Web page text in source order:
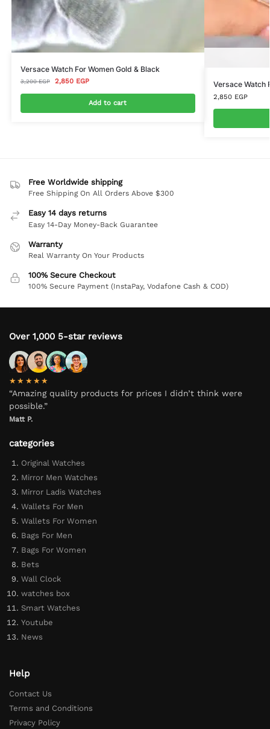
Versace Watch For Women Gold & Black
3,200EGP 2,850 EGP
Add to cart
Versace Watch
2,850 EGP
Free Worldwide shipping
Free Shipping On All Orders Above $300
Easy 14 days returns
Easy 14-Day Money-Back Guarantee
Warranty
Real Warranty On Your Products
100% Secure Checkout
100% Secure Payment (InstaPay, Vodafone Cash & COD)
Over 1,000 5-star reviews
★★★★★
“Amazing quality products for prices I didn’t think were
possible.”
Matt P.
categories
Original Watches
Mirror Men Watches
Mirror Ladis Watches
Wallets For Men
Wallets For Women
Bags For Men
Bags For Women
Bets
Wall Clock
watches box
Smart Watches
Youtube
News
Help
Contact Us
Terms and Conditions
Privacy Policy